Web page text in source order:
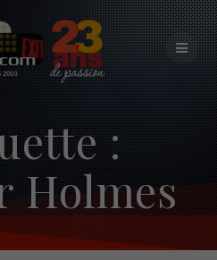
Skip
to
content
:
Holmes